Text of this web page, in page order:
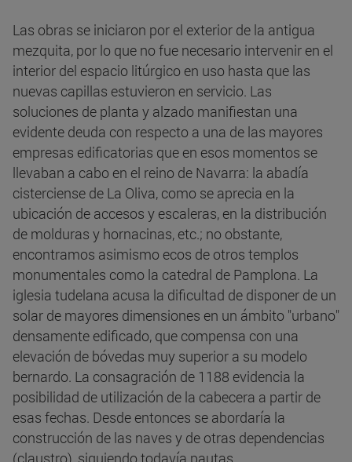
Las obras se iniciaron por el exterior de la antigua
mezquita, por lo que no fue necesario intervenir en el
interior del espacio litúrgico en uso hasta que las
nuevas capillas estuvieron en servicio. Las
soluciones de planta y alzado manifiestan una
evidente deuda con respecto a una de las mayores
empresas edificatorias que en esos momentos se
llevaban a cabo en el reino de Navarra: la abadía
cisterciense de La Oliva, como se aprecia en la
ubicación de accesos y escaleras, en la distribución
de molduras y hornacinas, etc.; no obstante,
encontramos asimismo ecos de otros templos
monumentales como la catedral de Pamplona. La
iglesia tudelana acusa la dificultad de disponer de un
solar de mayores dimensiones en un ámbito "urbano"
densamente edificado, que compensa con una
elevación de bóvedas muy superior a su modelo
bernardo. La consagración de 1188 evidencia la
posibilidad de utilización de la cabecera a partir de
esas fechas. Desde entonces se abordaría la
construcción de las naves y de otras dependencias
(claustro), siguiendo todavía pautas